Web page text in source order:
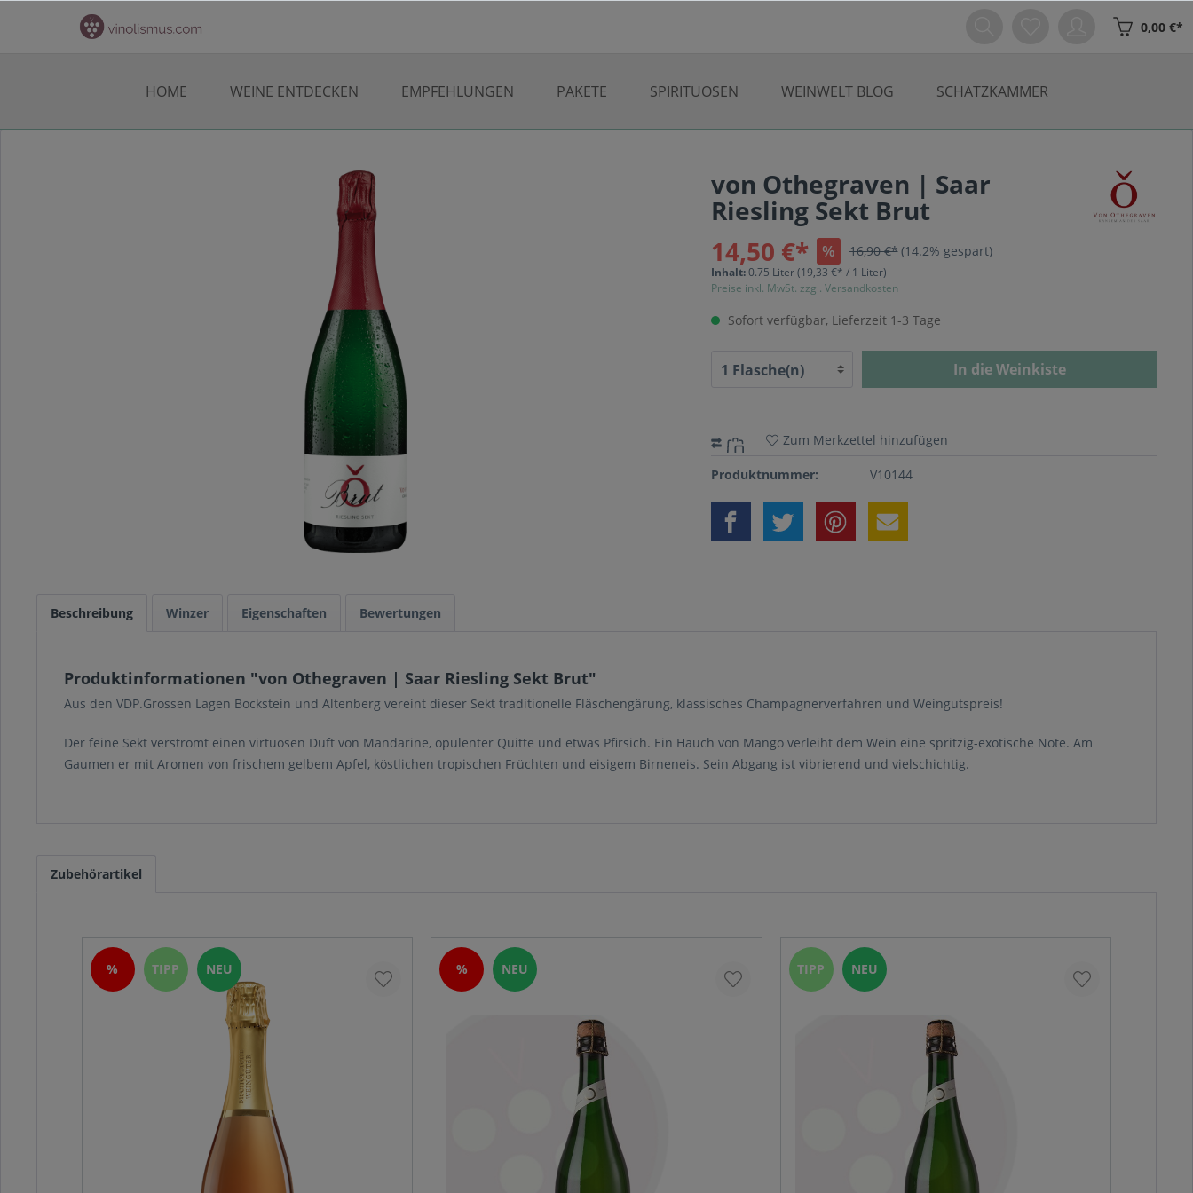
0,00 €*
HOME WEINE ENTDECKEN EMPFEHLUNGEN PAKETE SPIRITUOSEN WEINWELT BLOG SCHATZKAMMER
von Othegraven | Saar
Riesling Sekt Brut
14,50 €*
% 16,90 €*(14.2% gespart)
Inhalt:0.75 Liter(19,33 €* / 1 Liter)
Preise inkl. MwSt. zzgl. Versandkosten
Sofort verfügbar, Lieferzeit 1-3 Tage
In die Weinkiste
Zum Merkzettel hinzufügen
Produktnummer: V10144
Beschreibung Winzer Eigenschaften Bewertungen
Produktinformationen "von Othegraven | Saar Riesling Sekt Brut"
Aus den VDP.Grossen Lagen Bockstein und Altenberg vereint dieser Sekt traditionelle Fläschengärung, klassisches Champagnerverfahren und Weingutspreis!
Der feine Sekt verströmt einen virtuosen Duft von Mandarine, opulenter Quitte und etwas Pfirsich. Ein Hauch von Mango verleiht dem Wein eine spritzig-exotische Note. Am
Gaumen er mit Aromen von frischem gelbem Apfel, köstlichen tropischen Früchten und eisigem Birneneis. Sein Abgang ist vibrierend und vielschichtig.
Zubehörartikel
% TIPP NEU % NEU TIPP NEU